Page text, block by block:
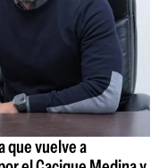
que vuelve a